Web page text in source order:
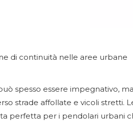
di continuità nelle aree urbane
spesso essere impegnativo,
strade affollate e vicoli
perfetta per i pendolari urbani